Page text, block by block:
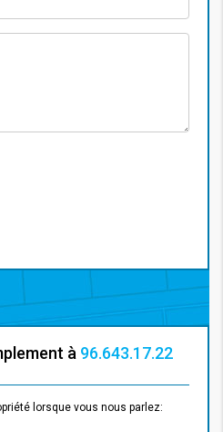
à 96.643.17.22
lorsque vous nous parlez: